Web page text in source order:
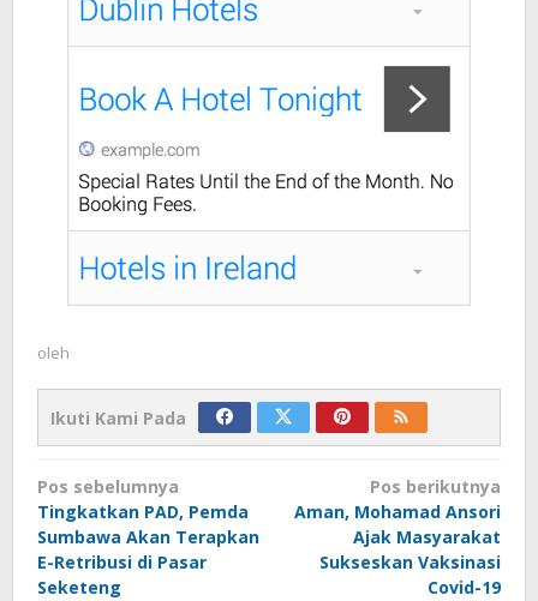
oleh
Ikuti Kami Pada
Navigasi
pos
Pos sebelumnya
Tingkatkan PAD, Pemda
Sumbawa Akan Terapkan
E-Retribusi di Pasar
Seketeng
Pos berikutnya
Aman, Mohamad Ansori
Ajak Masyarakat
Sukseskan Vaksinasi
Covid-19